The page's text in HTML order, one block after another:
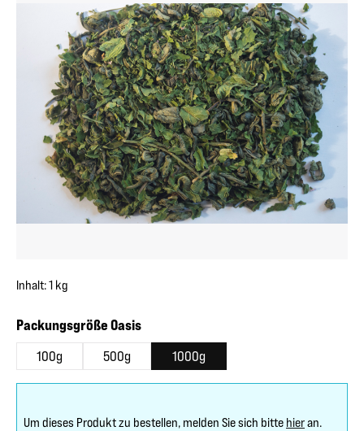
Inhalt:1 kg
Packungsgröße Oasisauswählen
100g 500g 1000g
Um dieses Produkt zu bestellen, melden Sie sich bitte hieran.